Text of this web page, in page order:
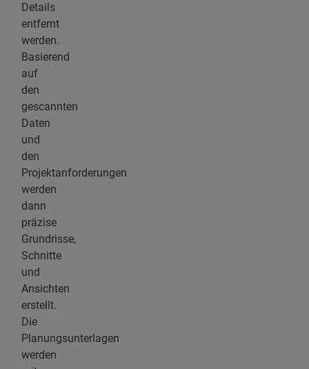
Details
entfernt
werden.
Basierend
auf
den
gescannten
Daten
und
den
Projektanforderungen
werden
dann
präzise
Grundrisse,
Schnitte
und
Ansichten
erstellt.
Die
Planungsunterlagen
werden